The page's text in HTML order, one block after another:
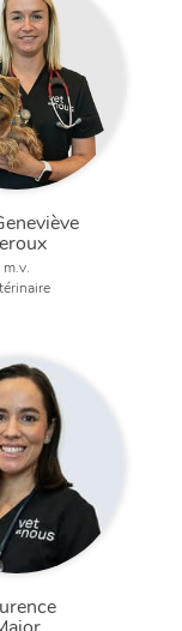
m.v.